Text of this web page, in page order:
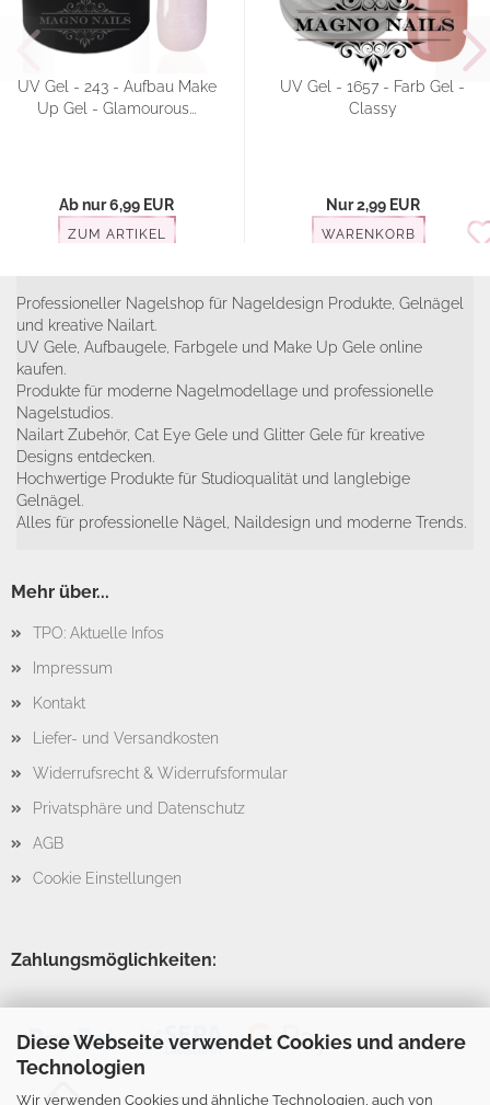
Diese Webseite verwendet Cookies und andere
Technologien
Wir verwenden Cookies und ähnliche Technologien, auch von
UV Gel - 243 - Aufbau Make
Up Gel - Glamourous...
Ab nur 6,99 EUR
ZUM ARTIKEL
UV Gel - 1657 - Farb Gel -
Classy
Nur 2,99 EUR
WARENKORB
Professioneller Nagelshop für Nageldesign Produkte, Gelnägel
und kreative Nailart.
UV Gele, Aufbaugele, Farbgele und Make Up Gele online
kaufen.
Produkte für moderne Nagelmodellage und professionelle
Nagelstudios.
Nailart Zubehör, Cat Eye Gele und Glitter Gele für kreative
Designs entdecken.
Hochwertige Produkte für Studioqualität und langlebige
Gelnägel.
Alles für professionelle Nägel, Naildesign und moderne Trends.
Mehr über...
TPO: Aktuelle Infos
Impressum
Kontakt
Liefer- und Versandkosten
Widerrufsrecht & Widerrufsformular
Privatsphäre und Datenschutz
AGB
Cookie Einstellungen
Zahlungsmöglichkeiten: